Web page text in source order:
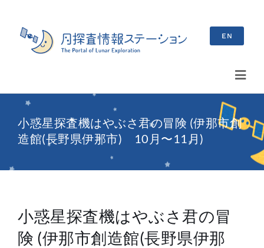
content
EN
索
…
イベント情報
小惑星探査機はやぶさ君の冒険 (伊那市創
造館(長野県伊那市) 10月〜11月)
小惑星探査機はやぶさ君の冒
険 (伊那市創造館(長野県伊那